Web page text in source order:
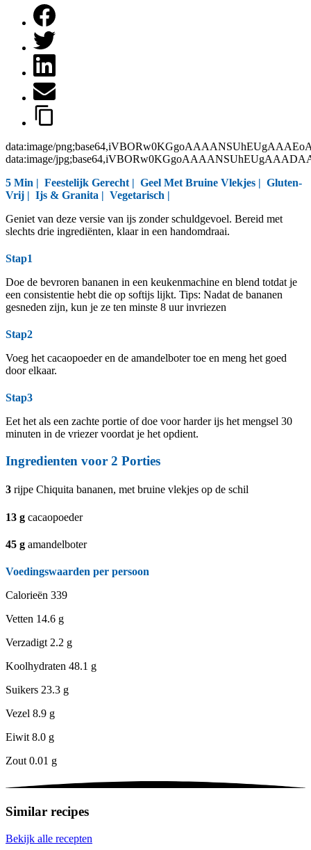
data:image/
data:image/
5 Min | Feestelijk Gerecht | Geel Met Bruine Vlekjes | Gluten-
Vrij | Ijs & Granita | Vegetarisch |
Geniet van deze versie van ijs zonder schuldgevoel. Bereid met
slechts drie ingrediënten, klaar in een handomdraai.
Stap1
Doe de bevroren bananen in een keukenmachine en blend totdat je
een consistentie hebt die op softijs lijkt. Tips: Nadat de bananen
gesneden zijn, kun je ze ten minste 8 uur invriezen
Stap2
Voeg het cacaopoeder en de amandelboter toe en meng het goed
door elkaar.
Stap3
Eet het als een zachte portie of doe voor harder ijs het mengsel 30
minuten in de vriezer voordat je het opdient.
Ingredienten voor 2 Porties
3 rijpe Chiquita bananen, met bruine vlekjes op de schil
13 g cacaopoeder
45 g amandelboter
Voedingswaarden per persoon
Calorieën 339
Vetten 14.6 g
Verzadigt 2.2 g
Koolhydraten 48.1 g
Suikers 23.3 g
Vezel 8.9 g
Eiwit 8.0 g
Zout 0.01 g
Similar recipes
Bekijk alle recepten